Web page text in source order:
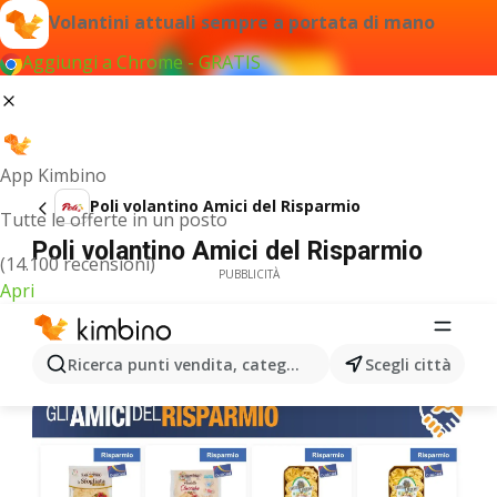
Volantini attuali sempre a portata di mano
Aggiungi a Chrome - GRATIS
App Kimbino
Tutte le offerte in un posto
(14.100 recensioni)
Apri
Ricerca punti vendita, categorie, prodotti...Scegli città
Poli volantino Amici del Risparmio
Poli volantino Amici del Risparmio
PUBBLICITÀ